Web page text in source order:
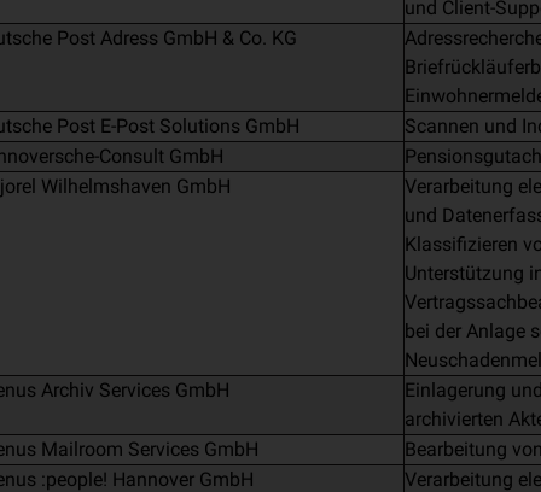
und Client-
Post Adress GmbH & Co. KG
Post E-Post Solutions GmbH
Scannen und
Consult GmbH
Wilhelmshaven GmbH
Verarbeitung
und
Klassifizieren
Unterstützung
bei der Anlage
Archiv Services GmbH
Einlagerung
archivierten
Mailroom Services GmbH
Bearbeitung
:people! Hannover GmbH
Verarbeitung